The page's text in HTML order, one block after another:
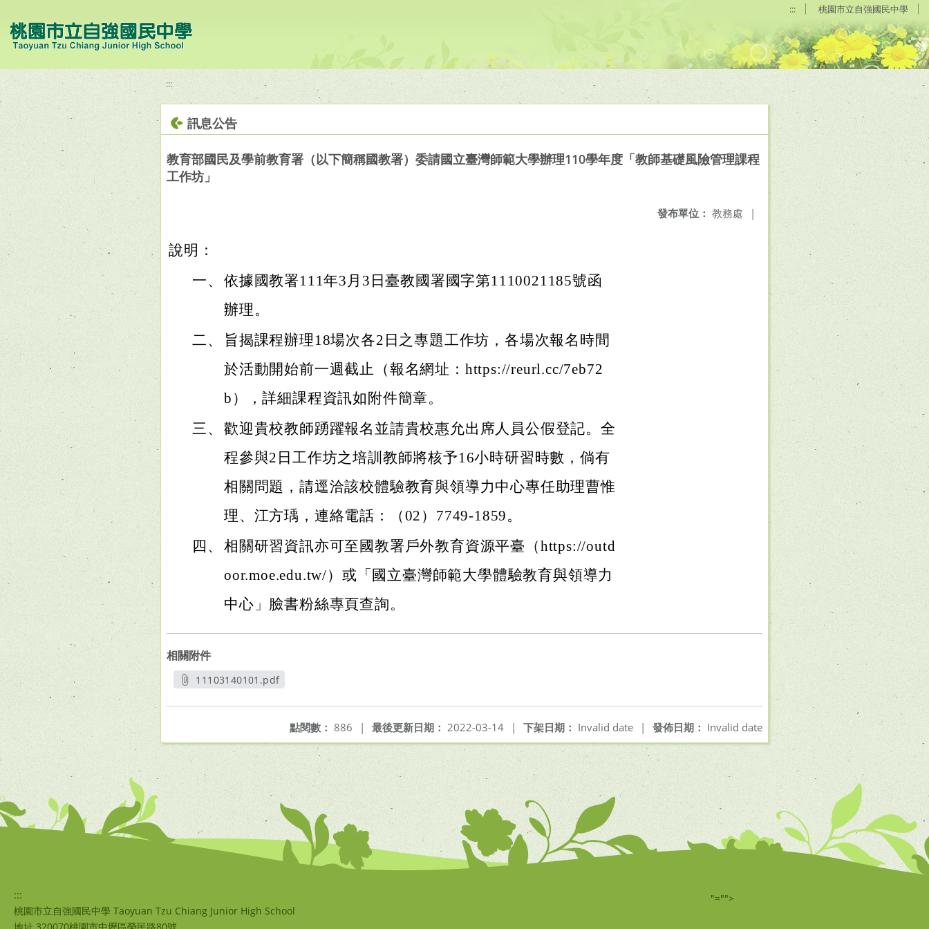
::: 桃園市立自強國民中學
:::
訊息公告
教育部國民及學前教育署（以下簡稱國教署）委請國立臺灣師範大學辦理110學年度「教師基礎風險管理課程
工作坊」
發布單位： 教務處 |
說明：
一、 依據國教署111年3月3日臺教國署國字第1110021185號函
辦理。
二、
旨揭課程辦理18場次各2日之專題工作坊，各場次報名時間
於活動開始前一週截止（報名網址：https://reurl.cc/7eb72
b），詳細課程資訊如附件簡章。
三、 歡迎貴校教師踴躍報名並請貴校惠允出席人員公假登記。全
程參與2日工作坊之培訓教師將核予16小時研習時數，倘有
相關問題，請逕洽該校體驗教育與領導力中心專任助理曹惟
理、江方瑀，連絡電話：（02）7749-1859。
四、 相關研習資訊亦可至國教署戶外教育資源平臺（https://outd
oor.moe.edu.tw/）或「國立臺灣師範大學體驗教育與領導力
中心」臉書粉絲專頁查詢。
相關附件
11103140101.pdf
發佈日期： Invalid date
下架日期： Invalid date |
最後更新日期： 2022-03-14 |
點閱數： 886 |
:::
桃園市立自強國民中學 Taoyuan Tzu Chiang Junior High School
"="">